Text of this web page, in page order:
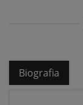
Biografia